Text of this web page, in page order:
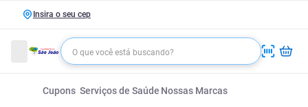
Insira o seu cep
Cupons Serviços de Saúde Nossas Marcas